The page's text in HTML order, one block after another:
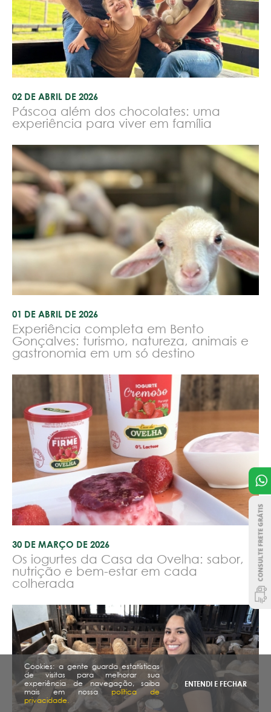
02 DE ABRIL DE 2026
Páscoa além dos chocolates: uma
experiência para viver em família
01 DE ABRIL DE 2026
Experiência completa em Bento
Gonçalves: turismo, natureza, animais e
gastronomia em um só destino
30 DE MARÇO DE 2026
Os iogurtes da Casa da Ovelha: sabor,
nutrição e bem-estar em cada
colherada
Cookies: a gente guarda estatísticas
de visitas para melhorar sua
experiência de navegação, saiba
mais em nossa política de
privacidade.
ENTENDI E FECHAR